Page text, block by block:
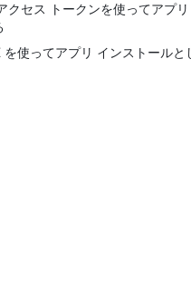
クセス トークンを使ってアプ
使ってアプリ インストールと